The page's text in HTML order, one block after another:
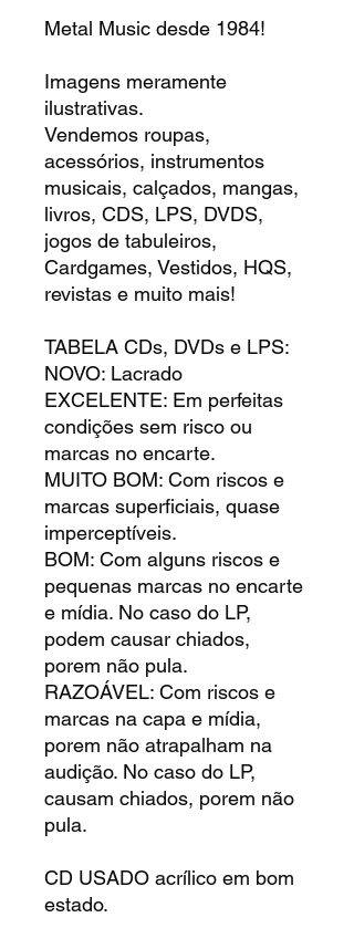
Metal Music desde 1984!
Imagens meramente
ilustrativas.
Vendemos roupas,
acessórios, instrumentos
musicais, calçados, mangas,
livros, CDS, LPS, DVDS,
jogos de tabuleiros,
Cardgames, Vestidos, HQS,
revistas e muito mais!
TABELA CDs, DVDs e LPS:
NOVO: Lacrado
EXCELENTE: Em perfeitas
condições sem risco ou
marcas no encarte.
MUITO BOM: Com riscos e
marcas superficiais, quase
imperceptíveis.
BOM: Com alguns riscos e
pequenas marcas no encarte
e mídia. No caso do LP,
podem causar chiados,
porem não pula.
RAZOÁVEL: Com riscos e
marcas na capa e mídia,
porem não atrapalham na
audição. No caso do LP,
causam chiados, porem não
pula.
CD USADO acrílico em bom
estado.